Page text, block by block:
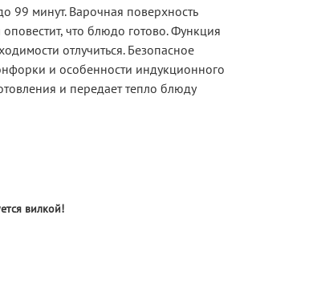
99 минут. Варочная поверхность
что блюдо готово. Функция
отлучиться. Безопасное
и особенности индукционного
и передает тепло блюду
вилкой!